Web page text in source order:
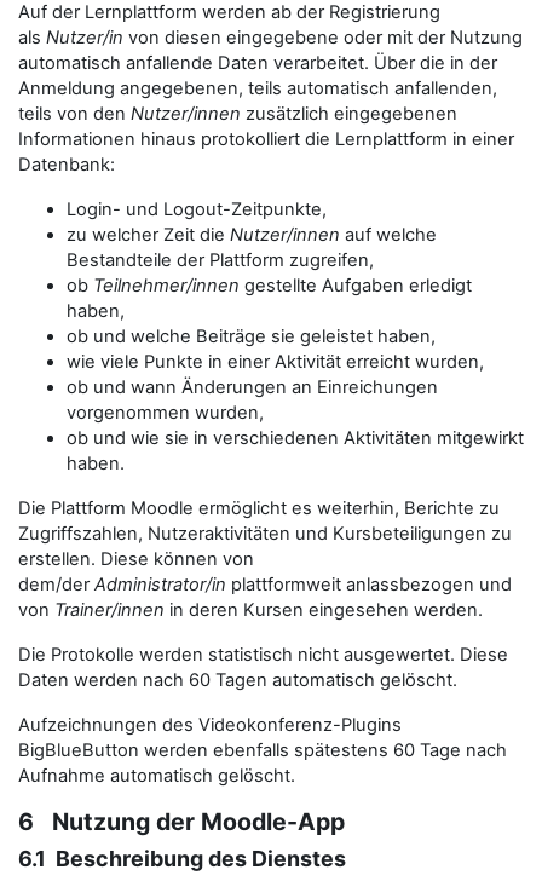
Auf der Lernplattform werden ab der Registrierung
als Nutzer/in von diesen eingegebene oder mit der Nutzung
automatisch anfallende Daten verarbeitet. Über die in der
Anmeldung angegebenen, teils automatisch anfallenden,
teils von den Nutzer/innen zusätzlich eingegebenen
Informationen hinaus protokolliert die Lernplattform in einer
Datenbank:
Login- und Logout-Zeitpunkte,
zu welcher Zeit die Nutzer/innen auf welche
Bestandteile der Plattform zugreifen,
ob Teilnehmer/innen gestellte Aufgaben erledigt
haben,
ob und welche Beiträge sie geleistet haben,
wie viele Punkte in einer Aktivität erreicht wurden,
ob und wann Änderungen an Einreichungen
vorgenommen wurden,
ob und wie sie in verschiedenen Aktivitäten mitgewirkt
haben.
Die Plattform Moodle ermöglicht es weiterhin, Berichte zu
Zugriffszahlen, Nutzeraktivitäten und Kursbeteiligungen zu
erstellen. Diese können von
dem/derAdministrator/in plattformweit anlassbezogen und
von Trainer/innen in deren Kursen eingesehen werden.
Die Protokolle werden statistisch nicht ausgewertet. Diese
Daten werden nach 60 Tagen automatisch gelöscht.
Aufzeichnungen des Videokonferenz-Plugins
BigBlueButton werden ebenfalls spätestens 60 Tage nach
Aufnahme automatisch gelöscht.
6 Nutzung der Moodle-App
6.1 Beschreibung des Dienstes